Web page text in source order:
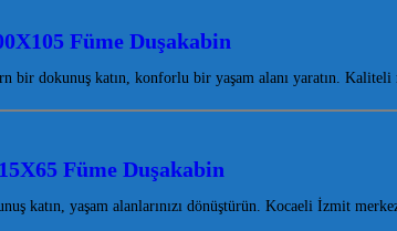
Füme Duşakabin
bir dokunuş katın, konforlu bir yaşam alanı yaratın.
Füme Duşakabin
katın, yaşam alanlarınızı dönüştürün. Kocaeli İzmit